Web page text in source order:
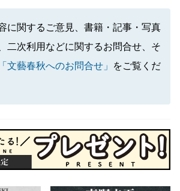
に関するご意見、書籍・記事・写真
二次利用などに関するお問合せ、そ
「文藝春秋へのお問合せ」
をご覧くだ